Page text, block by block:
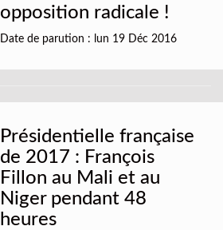
opposition radicale !
Date de parution : lun 19 Déc 2016
Présidentielle française
de 2017 : François
Fillon au Mali et au
Niger pendant 48
heures